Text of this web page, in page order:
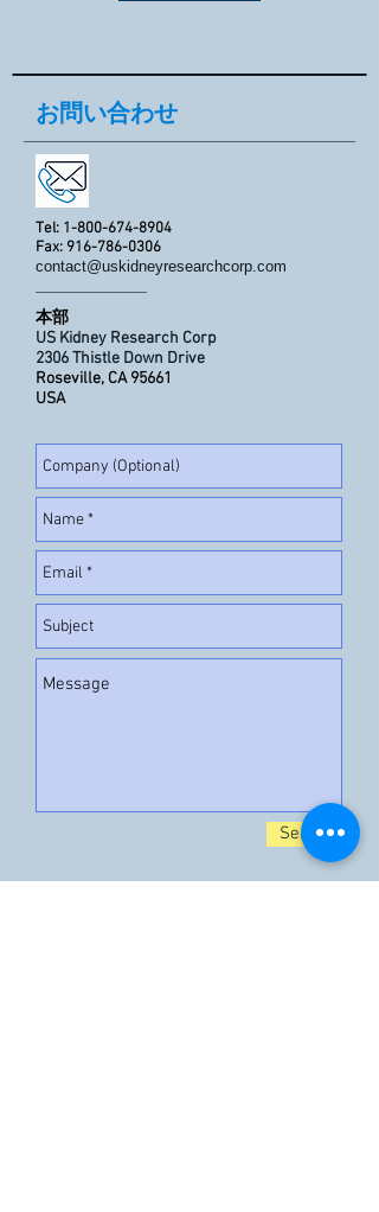
お問い合わせ
Tel: 1-800-674-8904
Fax: 916-786-0306
contact@uskidneyresearchcorp.com
本部
US Kidney Research Corp
2306 Thistle Down Drive
Roseville, CA 95661
USA
Send